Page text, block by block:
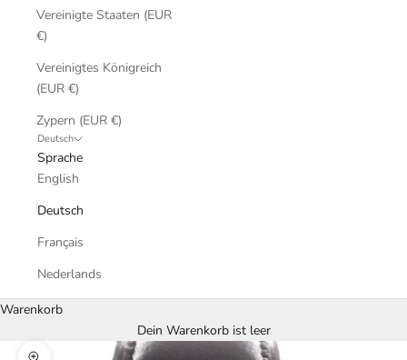
Vereinigte Staaten (EUR
€)
Vereinigtes Königreich
(EUR €)
Zypern (EUR €)
Deutsch
Sprache
English
Deutsch
Français
Nederlands
Warenkorb
Dein Warenkorb ist leer